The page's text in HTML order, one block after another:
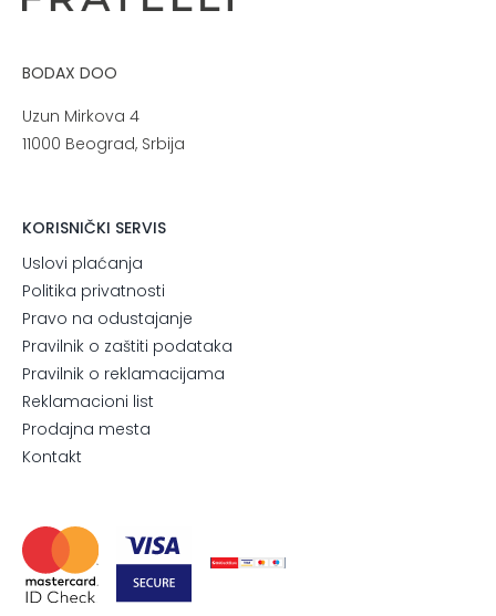
BODAX DOO
Uzun Mirkova 4
11000 Beograd, Srbija
KORISNIČKI SERVIS
Uslovi plaćanja
Politika privatnosti
Pravo na odustajanje
Pravilnik o zaštiti podataka
Pravilnik o reklamacijama
Reklamacioni list
Prodajna mesta
Kontakt